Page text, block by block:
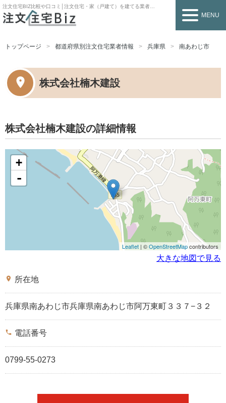
注文住宅BIZ比較や口コミ│注文住宅・家（戸建て）を建てる業者を探すなら
MENU
トップページ 都道府県別注文住宅業者情報 兵庫県 南あわじ市
株式会社楠木建設
株式会社楠木建設の詳細情報
+
-
Leaflet | ©OpenStreetMapcontributors
大きな地図で見る
place 所在地
兵庫県南あわじ市兵庫県南あわじ市阿万東町３３７−３２
phone 電話番号
0799-55-0273